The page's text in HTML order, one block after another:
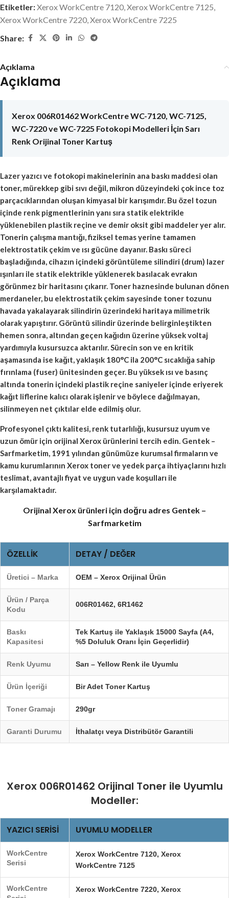
Etiketler:Xerox WorkCentre 7120,Xerox WorkCentre 7125,
Xerox WorkCentre 7220,Xerox WorkCentre 7225
Share:
Açıklama
Açıklama
Xerox 006R01462 WorkCentre WC-7120, WC-7125,
WC-7220 ve WC-7225 Fotokopi Modelleri İçin Sarı
Renk Orijinal Toner Kartuş
Lazer yazıcı ve fotokopi makinelerinin ana baskı maddesi olan
toner, mürekkep gibi sıvı değil, mikron düzeyindeki çok ince toz
parçacıklarından oluşan kimyasal bir karışımdır. Bu özel tozun
içinde renk pigmentlerinin yanı sıra statik elektrikle
yüklenebilen plastik reçine ve demir oksit gibi maddeler yer alır.
Tonerin çalışma mantığı, fiziksel temas yerine tamamen
elektrostatik çekim ve ısı gücüne dayanır. Baskı süreci
başladığında, cihazın içindeki görüntüleme silindiri (drum) lazer
ışınları ile statik elektrikle yüklenerek basılacak evrakın
görünmez bir haritasını çıkarır. Toner haznesinde bulunan dönen
merdaneler, bu elektrostatik çekim sayesinde toner tozunu
havada yakalayarak silindirin üzerindeki haritaya milimetrik
olarak yapıştırır. Görüntü silindir üzerinde belirginleştikten
hemen sonra, altından geçen kağıdın üzerine yüksek voltaj
yardımıyla kusursuzca aktarılır. Sürecin son ve en kritik
aşamasında ise kağıt, yaklaşık 180°C ila 200°C sıcaklığa sahip
fırınlama (fuser) ünitesinden geçer. Bu yüksek ısı ve basınç
altında tonerin içindeki plastik reçine saniyeler içinde eriyerek
kağıt liflerine kalıcı olarak işlenir ve böylece dağılmayan,
silinmeyen net çıktılar elde edilmiş olur.
Profesyonel çıktı kalitesi, renk tutarlılığı, kusursuz uyum ve
uzun ömür için orijinal Xerox ürünlerini tercih edin. Gentek –
Sarfmarketim, 1991 yılından günümüze kurumsal firmaların ve
kamu kurumlarının Xerox toner ve yedek parça ihtiyaçlarını hızlı
teslimat, avantajlı fiyat ve uygun vade koşulları ile
karşılamaktadır.
Orijinal Xerox ürünleri için doğru adres Gentek –
Sarfmarketim
ÖZELLIK DETAY / DEĞER
Üretici – Marka OEM – Xerox Orijinal Ürün
Ürün / Parça
Kodu
006R01462, 6R1462
Baskı
Kapasitesi
Tek Kartuş ile Yaklaşık 15000 Sayfa (A4,
%5 Doluluk Oranı İçin Geçerlidir)
Renk Uyumu Sarı – Yellow Renk ile Uyumlu
Ürün İçeriği Bir Adet Toner Kartuş
Toner Gramajı 290gr
Garanti Durumu İthalatçı veya Distribütör Garantili
Xerox 006R01462 Orijinal Toner ile Uyumlu
Modeller:
YAZICI SERISI UYUMLU MODELLER
WorkCentre
Serisi
Xerox WorkCentre 7120, Xerox
WorkCentre 7125
WorkCentre
Xerox WorkCentre 7220, Xerox